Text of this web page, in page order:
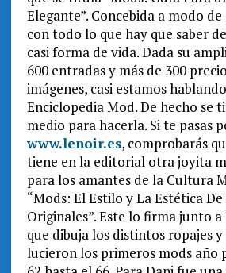
Elegante”. Concebida a modo
con todo lo que hay que saber
casi forma de vida. Dada su
600 entradas y más de 300
imágenes, casi estamos
Enciclopedia Mod. De hecho se
medio para hacerla. Si te pasas
www.lenoir.es, comprobarás
tiene en la editorial otra joyita
para los amantes de la Cultura
“Mods: El Estilo y La Estética
Originales”. Este lo firma junto
que dibuja los distintos ropajes
lucieron los primeros mods año